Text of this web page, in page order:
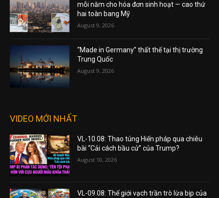
mỗi năm cho hóa đơn sinh hoạt — cao thứ
hai toàn bang Mỹ
August 9, 2026
“Made in Germany” thất thế tại thị trường
Trung Quốc
August 9, 2026
VIDEO MỚI NHẤT
VL-10.08: Thao túng Hiến pháp qua chiêu
bài “Cải cách bầu cử” của Trump?
August 10, 2026
VL-09.08: Thế giới vạch trần trò lừa bịp của